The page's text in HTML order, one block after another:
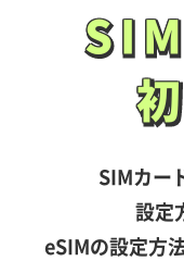
SIMカー
設定
eSIMの設定方